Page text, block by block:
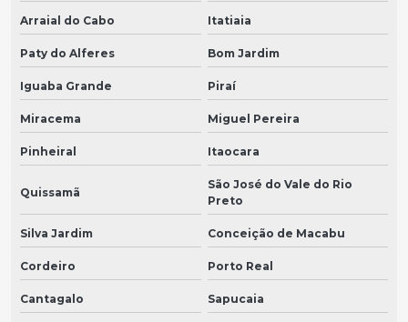
Arraial do Cabo Itatiaia
Paty do Alferes Bom Jardim
Iguaba Grande Piraí
Miracema Miguel Pereira
Pinheiral Itaocara
Quissamã
São José do Vale do Rio
Preto
Silva Jardim Conceição de Macabu
Cordeiro Porto Real
Cantagalo Sapucaia